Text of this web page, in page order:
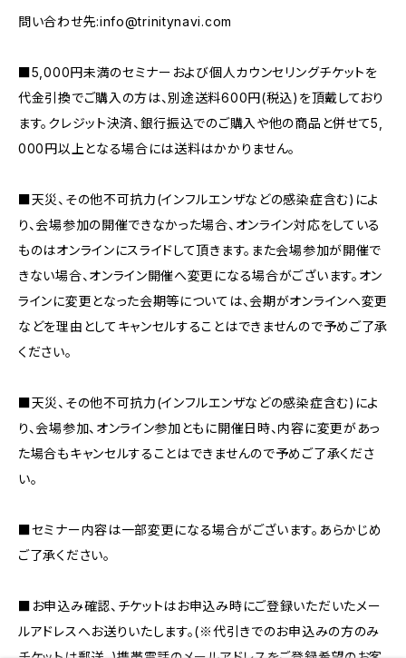
問い合わせ先:info@trinitynavi.com
■5,000円未満のセミナーおよび個人カウンセリングチケットを
代金引換でご購入の方は、別途送料600円(税込)を頂戴しており
ます。クレジット決済、銀行振込でのご購入や他の商品と併せて5,
000円以上となる場合には送料はかかりません。
■天災、その他不可抗力(インフルエンザなどの感染症含む)によ
り、会場参加の開催できなかった場合、オンライン対応をしている
ものはオンラインにスライドして頂きます。また会場参加が開催で
きない場合、オンライン開催へ変更になる場合がございます。オン
ラインに変更となった会期等については、会期がオンラインへ変更
などを理由としてキャンセルすることはできませんので予めご了承
ください。
■天災、その他不可抗力(インフルエンザなどの感染症含む)によ
り、会場参加、オンライン参加ともに開催日時、内容に変更があっ
た場合もキャンセルすることはできませんので予めご了承くださ
い。
■セミナー内容は一部変更になる場合がございます。あらかじめ
ご了承ください。
■お申込み確認、チケットはお申込み時にご登録いただいたメー
ルアドレスへお送りいたします。(※代引きでのお申込みの方のみ